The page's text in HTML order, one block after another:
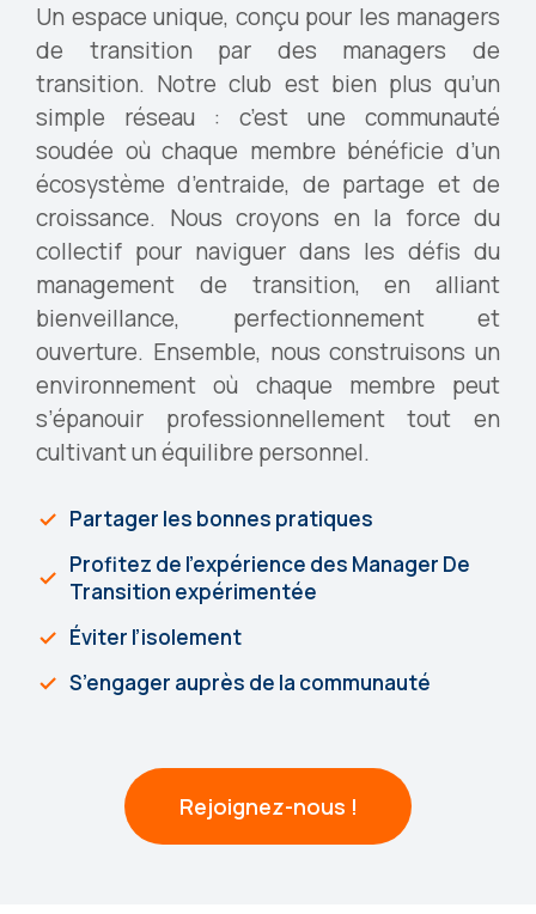
Un espace unique, conçu pour les managers
de transition par des managers de
transition. Notre club est bien plus qu’un
simple réseau : c’est une communauté
soudée où chaque membre bénéficie d’un
écosystème d’entraide, de partage et de
croissance. Nous croyons en la force du
collectif pour naviguer dans les défis du
management de transition, en alliant
bienveillance, perfectionnement et
ouverture. Ensemble, nous construisons un
environnement où chaque membre peut
s’épanouir professionnellement tout en
cultivant un équilibre personnel.
Partager les bonnes pratiques
Profitez de l’expérience des Manager De
Transition expérimentée
Éviter l’isolement
S’engager auprès de la communauté
Rejoignez-nous !